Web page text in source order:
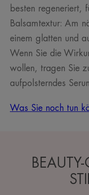
besten regeneriert,
Balsamtextur: Am
einem glatten und
Wenn Sie die
wollen, tragen Sie
aufpolsterndes
Was Sie noch tun